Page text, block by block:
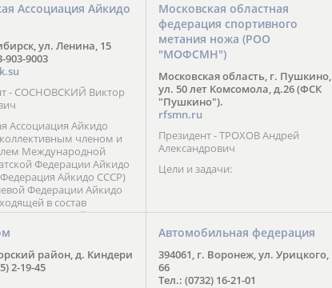
Ассоциация Айкидо
ул. Ленина, 15
903-9003
- СОСНОВСКИЙ Виктор
Ассоциация Айкидо
коллективным членом и
Международной
Федерации Айкидо
Айкидо СССР)
Федерации Айкидо
в состав
Совета Айкидо
которого
В. Киреенко
Московская областная
федерация спортивного
метания ножа (РОО
"МОФСМН")
Московская область, г. Пушкино,
ул. 50 лет Комсомола, д.26 (ФСК
"Пушкино").
rfsmn.ru
Президент - ТРОХОВ Андрей
Александрович
Цели и задачи:
район, д. Киндери
2-19-45
Автомобильная федерация
394061, г. Воронеж, ул. Урицкого,
66
Тел.: (0732) 16-21-01